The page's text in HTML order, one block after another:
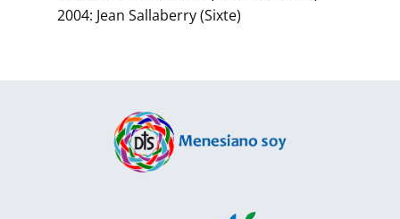
2004: Jean Sallaberry (Sixte)